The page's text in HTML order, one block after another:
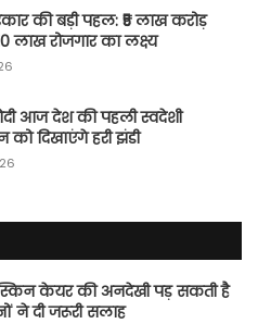
की बड़ी पहल: ₹5 लाख करोड़
लाख रोजगार का लक्ष्य
आज देश की पहली स्वदेशी
को दिखाएंगे हरी झंडी
केयर की अनदेखी पड़ सकती है
ने दी जरूरी सलाह